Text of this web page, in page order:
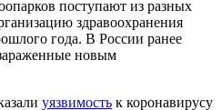
поступают из разных
здравоохранения
года. В России ранее
новым
уязвимость к коронавирусу